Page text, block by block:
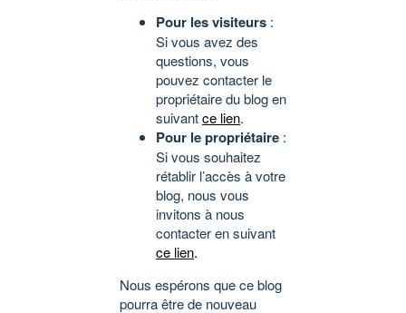
Pour les visiteurs :
Si vous avez des
questions, vous
pouvez contacter le
propriétaire du blog en
suivantce lien.
Pour le propriétaire :
Si vous souhaitez
rétablir l’accès à votre
blog, nous vous
invitons à nous
contacter en suivant
ce lien.
Nous espérons que ce blog
pourra être de nouveau